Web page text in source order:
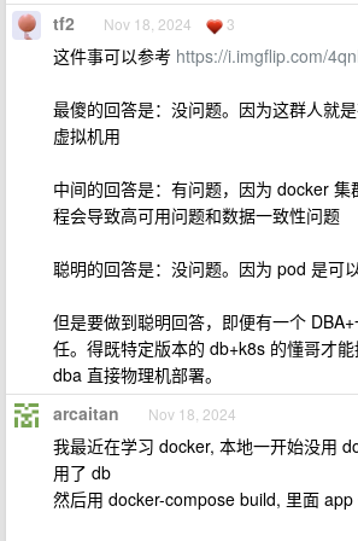
tf2 Nov 18, 2024 3
这件事可以参考 https://i.imgflip.com/
最傻的回答是：没问题。因为这群人就
虚拟机用
中间的回答是：有问题，因为 docker
程会导致高可用问题和数据一致性问题
聪明的回答是：没问题。因为 pod 是可
但是要做到聪明回答，即便有一个
任。得既特定版本的 db+k8s 的懂哥才
dba 直接物理机部署。
arcaitan Nov 18, 2024
我最近在学习 docker, 本地一开始没用
用了 db
然后用 docker-compose build, 里面